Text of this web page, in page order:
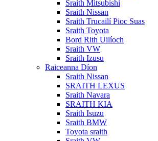
Sraith Mitsubishi
Sraith Nissan
Sraith Trucailí Pioc Suas
Sraith Toyota
Bord Rith Uilíoch
Sraith VW
Sraith Izusu
Raiceanna Díon
Sraith Nissan
SRAITH LEXUS
Sraith Navara
SRAITH KIA
Sraith Isuzu
Sraith BMW
Toyota sraith